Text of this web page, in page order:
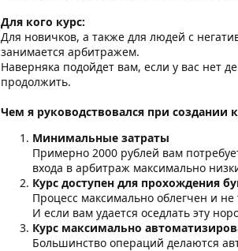
Для кого курс:
Для новичков, а также для людей с
занимается арбитражем.
Наверняка подойдет вам, если у вас нет
продолжить.
Чем я руководствовался при создании
Минимальные затраты
Примерно 2000 рублей вам
входа в арбитраж максимально
Курс доступен для прохождения
Процесс максимально облегчен и
И если вам удается оседлать эту
Курс максимально
Большинство операций делаются